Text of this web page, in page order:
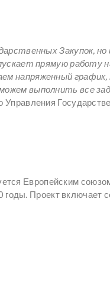
Закупок, но
прямую работу
напряженный график,
выполнить все
Управления
Европейским
Проект включает